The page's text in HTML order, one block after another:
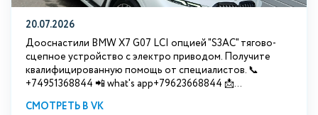
20.07.2026
Дооснастили BMW Х7 G07 LCI опцией "S3АС" тягово-
сцепное устройство с электро приводом. Получите
квалифицированную помощь от специалистов. 📞
+74951368844 📲 what's app+79623668844 📩...
СМОТРЕТЬ В VK